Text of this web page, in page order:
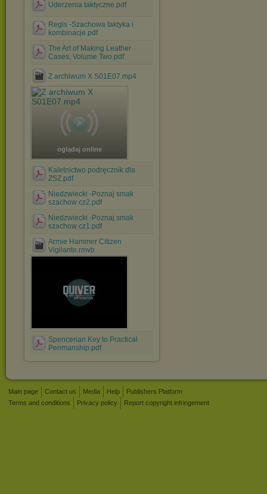
Uderzenia taktyczne.pdf
Regis -Szachowa taktyka i
kombinacje.pdf
The Art of Making Leather
Cases, Volume Two.pdf
Z archiwum X S01E07.mp4
oglądaj online
Kaletnictwo podręcznik dla
ZSZ.pdf
Niedzwiecki -Poznaj smak
szachow cz2.pdf
Niedzwiecki -Poznaj smak
szachow cz1.pdf
Armie Hammer Citizen
Vigilante.rmvb
Spencerian Key to Practical
Penmanship.pdf
Main page Contact us Media Help
Publishers Platform
Terms and conditions
Privacy policy Report copyright infringement